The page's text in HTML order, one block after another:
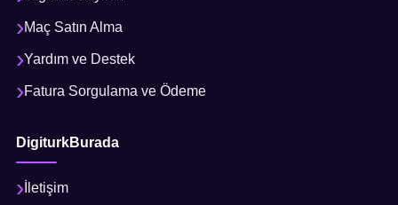
Maç Satın Alma
Yardım ve Destek
Fatura Sorgulama ve Ödeme
DigiturkBurada
İletişim